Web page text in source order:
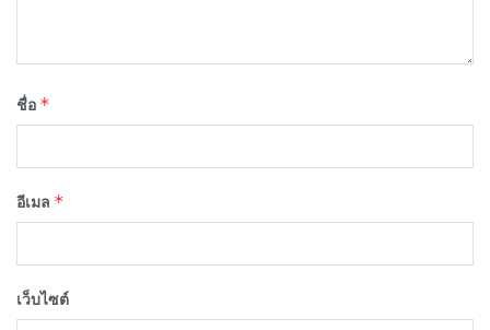
ชื่อ *
อีเมล *
เว็บไซต์